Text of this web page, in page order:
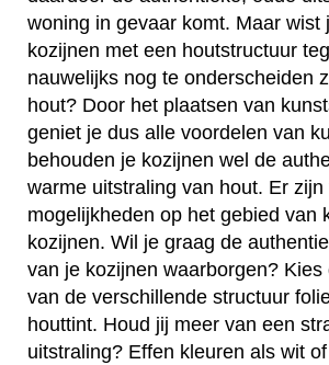
woning in gevaar komt. Maar wist
kozijnen met een houtstructuur
nauwelijks nog te onderscheiden
hout? Door het plaatsen van
geniet je dus alle voordelen van
behouden je kozijnen wel de
warme uitstraling van hout. Er zijn
mogelijkheden op het gebied van
kozijnen. Wil je graag de
van je kozijnen waarborgen? Kies
van de verschillende structuur
houttint. Houd jij meer van een
uitstraling? Effen kleuren als wit